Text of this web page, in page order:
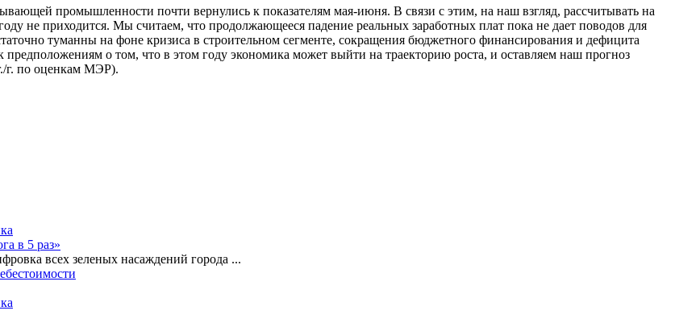
промышленности почти вернулись к показателям мая-июня. В связи с этим, на наш взгляд, рассчитывать на
не приходится. Мы считаем, что продолжающееся падение реальных заработных плат пока не дает поводов для
туманны на фоне кризиса в строительном сегменте, сокращения бюджетного финансирования и дефицита
о том, что в этом году экономика может выйти на траекторию роста, и оставляем наш прогноз
г. по оценкам МЭР).
в 5 раз»
всех зеленых насаждений города ...